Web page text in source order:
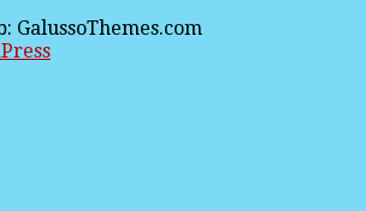
GalussoThemes.com